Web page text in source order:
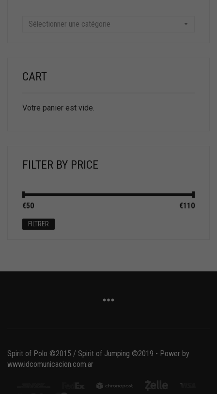
Sélectionner une catégorie
CART
Votre panier est vide.
FILTER BY PRICE
Prix
Prix
FILTRER
€50 €110
Spirit of Polo ©2015 / Spirit of Jumping ©2019 - Power by
www.idcomunicacion.com.ar